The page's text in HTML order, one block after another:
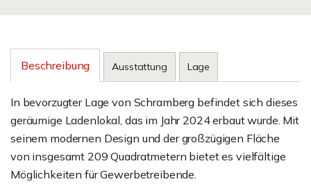
Beschreibung Ausstattung Lage
In bevorzugter Lage von Schramberg befindet sich dieses
geräumige Ladenlokal, das im Jahr 2024 erbaut wurde. Mit
seinem modernen Design und der großzügigen Fläche
von insgesamt 209 Quadratmetern bietet es vielfältige
Möglichkeiten für Gewerbetreibende.